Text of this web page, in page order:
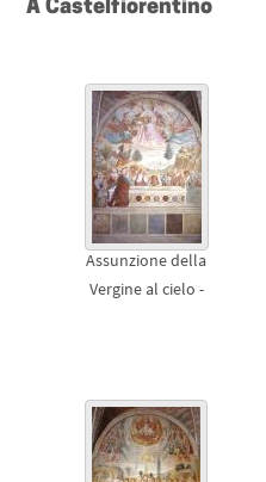
A Castelfiorentino
Assunzione della
Vergine al cielo -